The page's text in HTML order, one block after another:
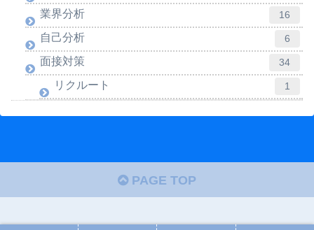
業界分析 16
自己分析 6
面接対策 34
リクルート 1
PAGE TOP